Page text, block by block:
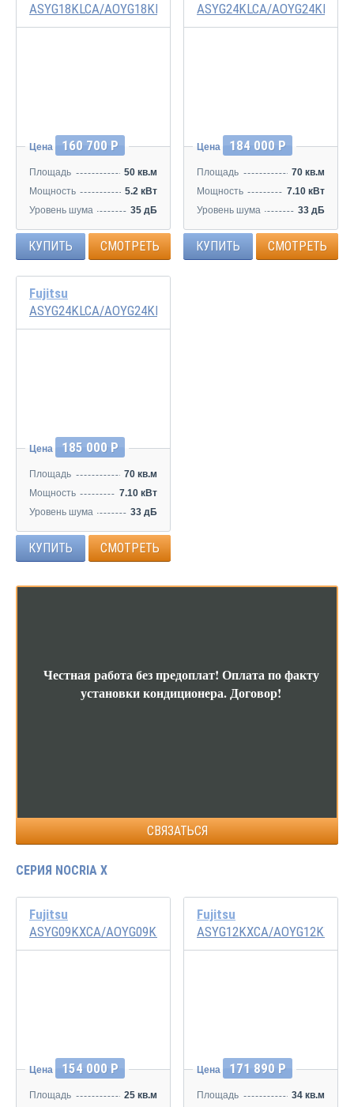
ASYG18KLCA/AOYG18KLTA
Цена 160 700 Р
Площадь
50 кв.м
Мощность
5.2 кВт
Уровень шума
35 дБ
КУПИТЬ СМОТРЕТЬ
ASYG24KLCA/AOYG24KLTA
Цена 184 000 Р
Площадь
70 кв.м
Мощность
7.10 кВт
Уровень шума
33 дБ
КУПИТЬ СМОТРЕТЬ
Fujitsu
ASYG24KLCA/AOYG24KLCA
Цена 185 000 Р
Площадь
70 кв.м
Мощность
7.10 кВт
Уровень шума
33 дБ
КУПИТЬ СМОТРЕТЬ
Честная работа без предоплат! Оплата по факту
установки кондиционера.Договор!
СВЯЗАТЬСЯ
СЕРИЯ NOCRIA X
Fujitsu
ASYG09KXCA/AOYG09KXCA
Цена 154 000 Р
Площадь 25 кв.м
Fujitsu
ASYG12KXCA/AOYG12KXCA
Цена 171 890 Р
Площадь 34 кв.м